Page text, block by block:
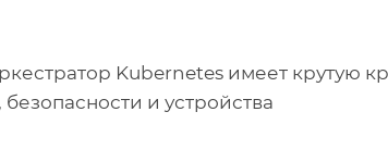
Kubernetes имеет крутую
и устройства